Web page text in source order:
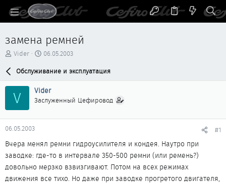
замена ремней
А
р
т
м
ы
Vider
Д
т
н
а
а
06.05.2003
Обслуживание и эксплуатация
V Vider
Заслуженный Цефировод
06.05.2003 #1
Вчера менял ремни гидроусилителя и кондея. Наутро при
заводке: где-то в интервале 350-500 ремни (или ремень?)
довольно мерзко взвизгивают. Потом на всех режимах
движения все тихо. Но даже при заводке прогретого двигателя,